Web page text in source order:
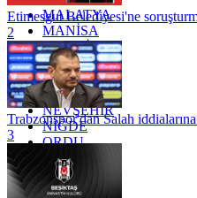
MALATYA
MANİSA
MARDİN
MERSİN
MUĞLA
MUŞ
NEVŞEHİR
NİĞDE
ORDU
OSMANİYE
RİZE
SAKARYA
Etimesgut Belediyesi'ne
2
Trabzonspor'dan Salah
3